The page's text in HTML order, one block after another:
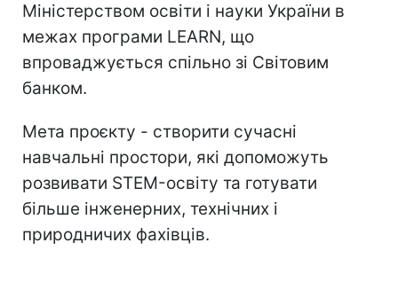
Міністерством освіти і науки України в
межах програми LEARN, що
впроваджується спільно зі Світовим
банком.
Мета проєкту - створити сучасні
навчальні простори, які допоможуть
розвивати STEM-освіту та готувати
більше інженерних, технічних і
природничих фахівців.